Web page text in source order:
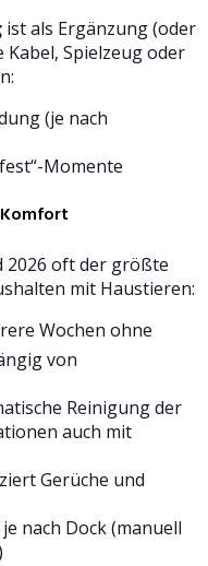
ist als Ergänzung (oder
Spielzeug oder
(je nach
Momente
2026 oft der größte
mit Haustieren:
Wochen ohne
von
Reinigung der
auch mit
Gerüche und
je nach Dock (manuell